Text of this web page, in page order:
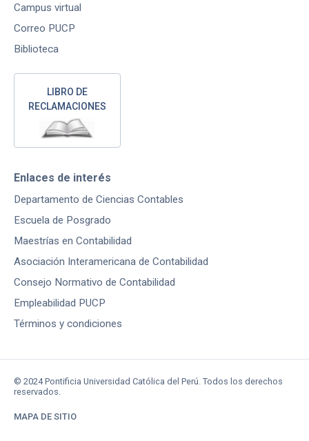
Campus virtual
Correo PUCP
Biblioteca
LIBRO DE
RECLAMACIONES
Enlaces de interés
Departamento de Ciencias Contables
Escuela de Posgrado
Maestrías en Contabilidad
Asociación Interamericana de Contabilidad
Consejo Normativo de Contabilidad
Empleabilidad PUCP
Términos y condiciones
© 2024 Pontificia Universidad Católica del Perú. Todos los derechos
reservados.
MAPA DE SITIO